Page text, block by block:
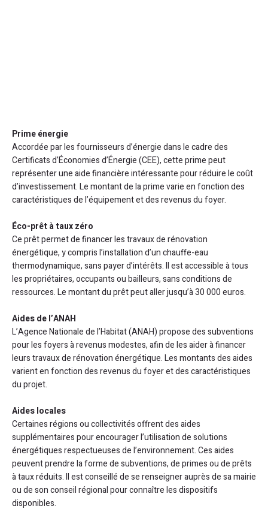
Prime énergie
Accordée par les fournisseurs d’énergie dans le cadre des
Certificats d’Économies d’Énergie (CEE), cette prime peut
représenter une aide financière intéressante pour réduire le coût
d’investissement. Le montant de la prime varie en fonction des
caractéristiques de l’équipement et des revenus du foyer.
Éco-prêt à taux zéro
Ce prêt permet de financer les travaux de rénovation
énergétique, y compris l’installation d’un chauffe-eau
thermodynamique, sans payer d’intérêts. Il est accessible à tous
les propriétaires, occupants ou bailleurs, sans conditions de
ressources. Le montant du prêt peut aller jusqu’à 30 000 euros.
Aides de l’ANAH
L’Agence Nationale de l’Habitat (ANAH) propose des subventions
pour les foyers à revenus modestes, afin de les aider à financer
leurs travaux de rénovation énergétique. Les montants des aides
varient en fonction des revenus du foyer et des caractéristiques
du projet.
Aides locales
Certaines régions ou collectivités offrent des aides
supplémentaires pour encourager l’utilisation de solutions
énergétiques respectueuses de l’environnement. Ces aides
peuvent prendre la forme de subventions, de primes ou de prêts
à taux réduits. Il est conseillé de se renseigner auprès de sa mairie
ou de son conseil régional pour connaître les dispositifs
disponibles.